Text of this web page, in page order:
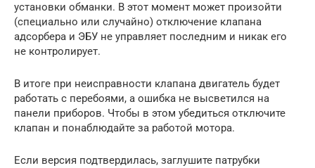
установки обманки. В этот момент может произойти
(специально или случайно) отключение клапана
адсорбера и ЭБУ не управляет последним и никак его
не контролирует.
В итоге при неисправности клапана двигатель будет
работать с перебоями, а ошибка не высветился на
панели приборов. Чтобы в этом убедиться отключите
клапан и понаблюдайте за работой мотора.
Если версия подтвердилась, заглушите патрубки